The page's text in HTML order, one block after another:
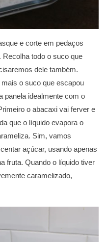
e corte em pedaços
todo o suco que
dele também.
o suco que escapou
panela idealmente com o
o abacaxi vai ferver e
que o líquido evapora o
Sim, vamos
açúcar, usando apenas
fruta. Quando o líquido tiver
caramelizado,